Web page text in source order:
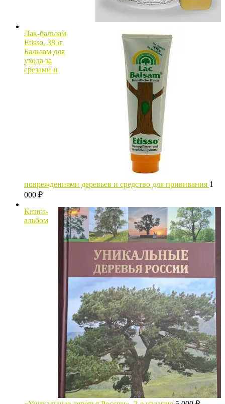
Лак-бальзам
Etisso, 385г
Бальзам для
ухода за
срезами и
повреждениями деревьев и средство для прививания 1
000 ₽
Книга-
альбом